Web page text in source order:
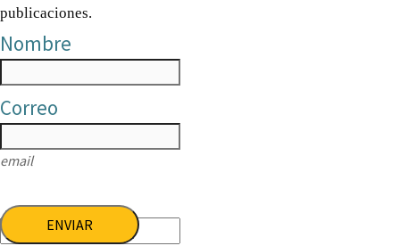
publicaciones.
Nombre
Correo
email
ENVIAR